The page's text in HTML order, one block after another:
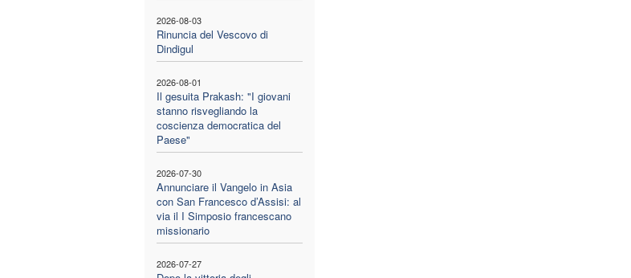
2026-08-03
Rinuncia del Vescovo di
Dindigul
2026-08-01
Il gesuita Prakash: "I giovani
stanno risvegliando la
coscienza democratica del
Paese"
2026-07-30
Annunciare il Vangelo in Asia
con San Francesco d’Assisi: al
via il I Simposio francescano
missionario
2026-07-27